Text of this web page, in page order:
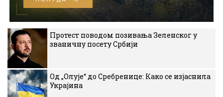
Протест поводом позивања Зеленског у
званичну посету Србији
Од „Олује“ до Сребренице: Како се изјаснила
Украјина